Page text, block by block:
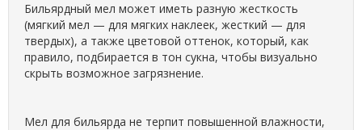
Бильярдный мел может иметь разную жесткость
(мягкий мел — для мягких наклеек, жесткий — для
твердых), а также цветовой оттенок, который, как
правило, подбирается в тон сукна, чтобы визуально
скрыть возможное загрязнение.
Мел для бильярда не терпит повышенной влажности,